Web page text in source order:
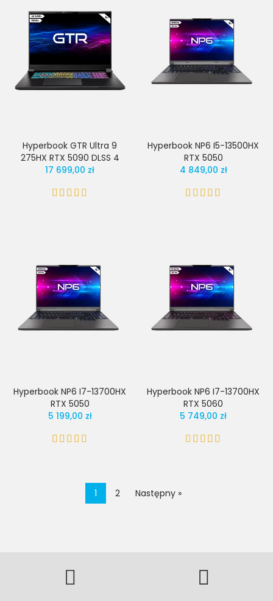
Hyperbook GTR Ultra 9
275HX RTX 5090 DLSS 4
17 699,00 zł
Hyperbook NP6 I5-13500HX
RTX 5050
4 849,00 zł
Hyperbook NP6 I7-13700HX
RTX 5050
5 199,00 zł
Hyperbook NP6 I7-13700HX
RTX 5060
5 749,00 zł
1 2 Następny »